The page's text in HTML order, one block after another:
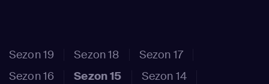
Sezon 19 Sezon 18
Sezon 17
Sezon 16
Sezon 15
Sezon 14